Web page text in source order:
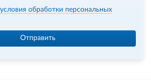
Отправить
условия обработки персональных